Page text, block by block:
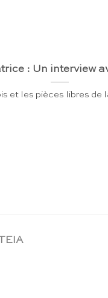
: Un interview
et les pièces libres de